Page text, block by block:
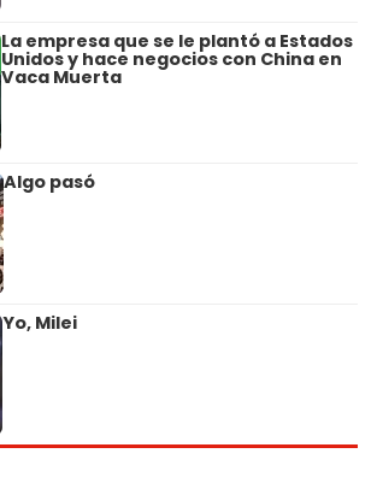
La empresa que se le plantó a Estados
Unidos y hace negocios con China en
Vaca Muerta
Algo pasó
Yo, Milei